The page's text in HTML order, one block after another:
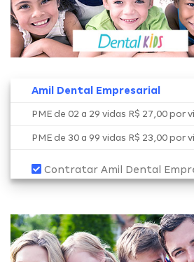
Amil Dental Empresarial
PME de 02 a 29 vidas R$ 27,00 por
PME de 30 a 99 vidas R$ 23,00 por
Contratar Amil Dental